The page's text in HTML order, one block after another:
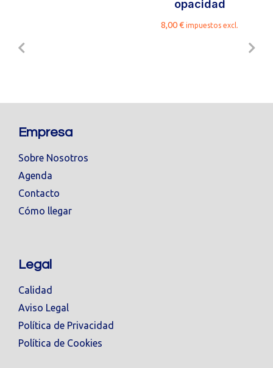
opacidad
8,00€ impuestos excl.
Empresa
Sobre Nosotros
Agenda
Contacto
Cómo llegar
Legal
Calidad
Aviso Legal
Política de Privacidad
Política de Cookies